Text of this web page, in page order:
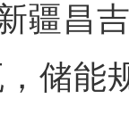
疆昌
储能